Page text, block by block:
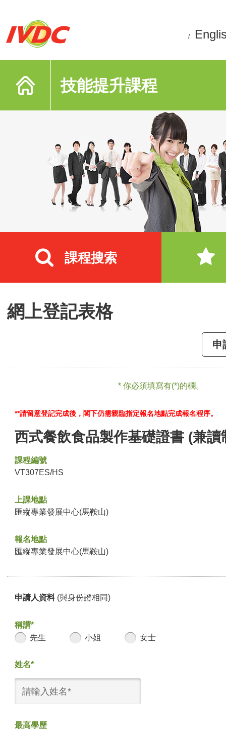
/
技能提升課程
課程搜索
網上登記表格
申
* 你必須填寫有(*)的欄。
**請留意登記完成後，閣下仍需親臨指定報名地點完成報名程序。
西式餐飲食品製作基礎證書 (兼讀
課程編號
VT307ES/HS
上課地點
匯縱專業發展中心(馬鞍山)
報名地點
匯縱專業發展中心(馬鞍山)
申請人資料 (與身份證相同)
稱謂*
先生
小姐 女士
姓名*
最高學歷